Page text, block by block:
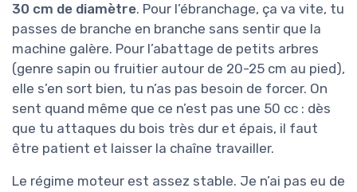
30 cm de diamètre. Pour l’ébranchage, ça va vite, tu
passes de branche en branche sans sentir que la
machine galère. Pour l’abattage de petits arbres
(genre sapin ou fruitier autour de 20-25 cm au pied),
elle s’en sort bien, tu n’as pas besoin de forcer. On
sent quand même que ce n’est pas une 50 cc : dès
que tu attaques du bois très dur et épais, il faut
être patient et laisser la chaîne travailler.
Le régime moteur est assez stable. Je n’ai pas eu de